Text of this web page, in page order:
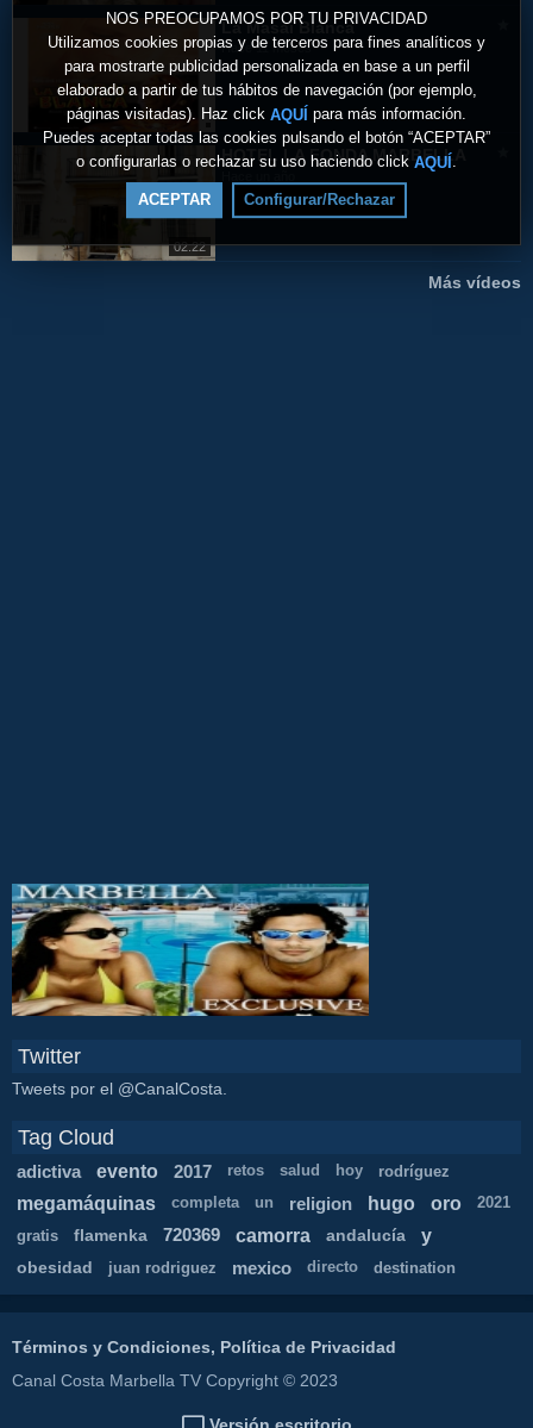
NOS PREOCUPAMOS POR TU PRIVACIDAD
Utilizamos cookies propias y de terceros para fines analíticos y
para mostrarte publicidad personalizada en base a un perfil
elaborado a partir de tus hábitos de navegación (por ejemplo,
páginas visitadas). Haz click AQUÍ para más información.
Puedes aceptar todas las cookies pulsando el botón “ACEPTAR”
o configurarlas o rechazar su uso haciendo click AQUÍ .
ACEPTAR Configurar/Rechazar
La Masai Blanca
Hace 11 meses
02:22
HOTEL LA FONDA MARBELLA
Más vídeos
Twitter
Tweets por el @CanalCosta.
Tag Cloud
adictiva evento 2017 retos salud hoy rodríguez
megamáquinas completa un religion hugo oro 2021
gratis flamenka 720369 camorra andalucía y
obesidad juan rodriguez mexico directo destination
Términos y Condiciones, Política de Privacidad
Canal Costa Marbella TV Copyright © 2023